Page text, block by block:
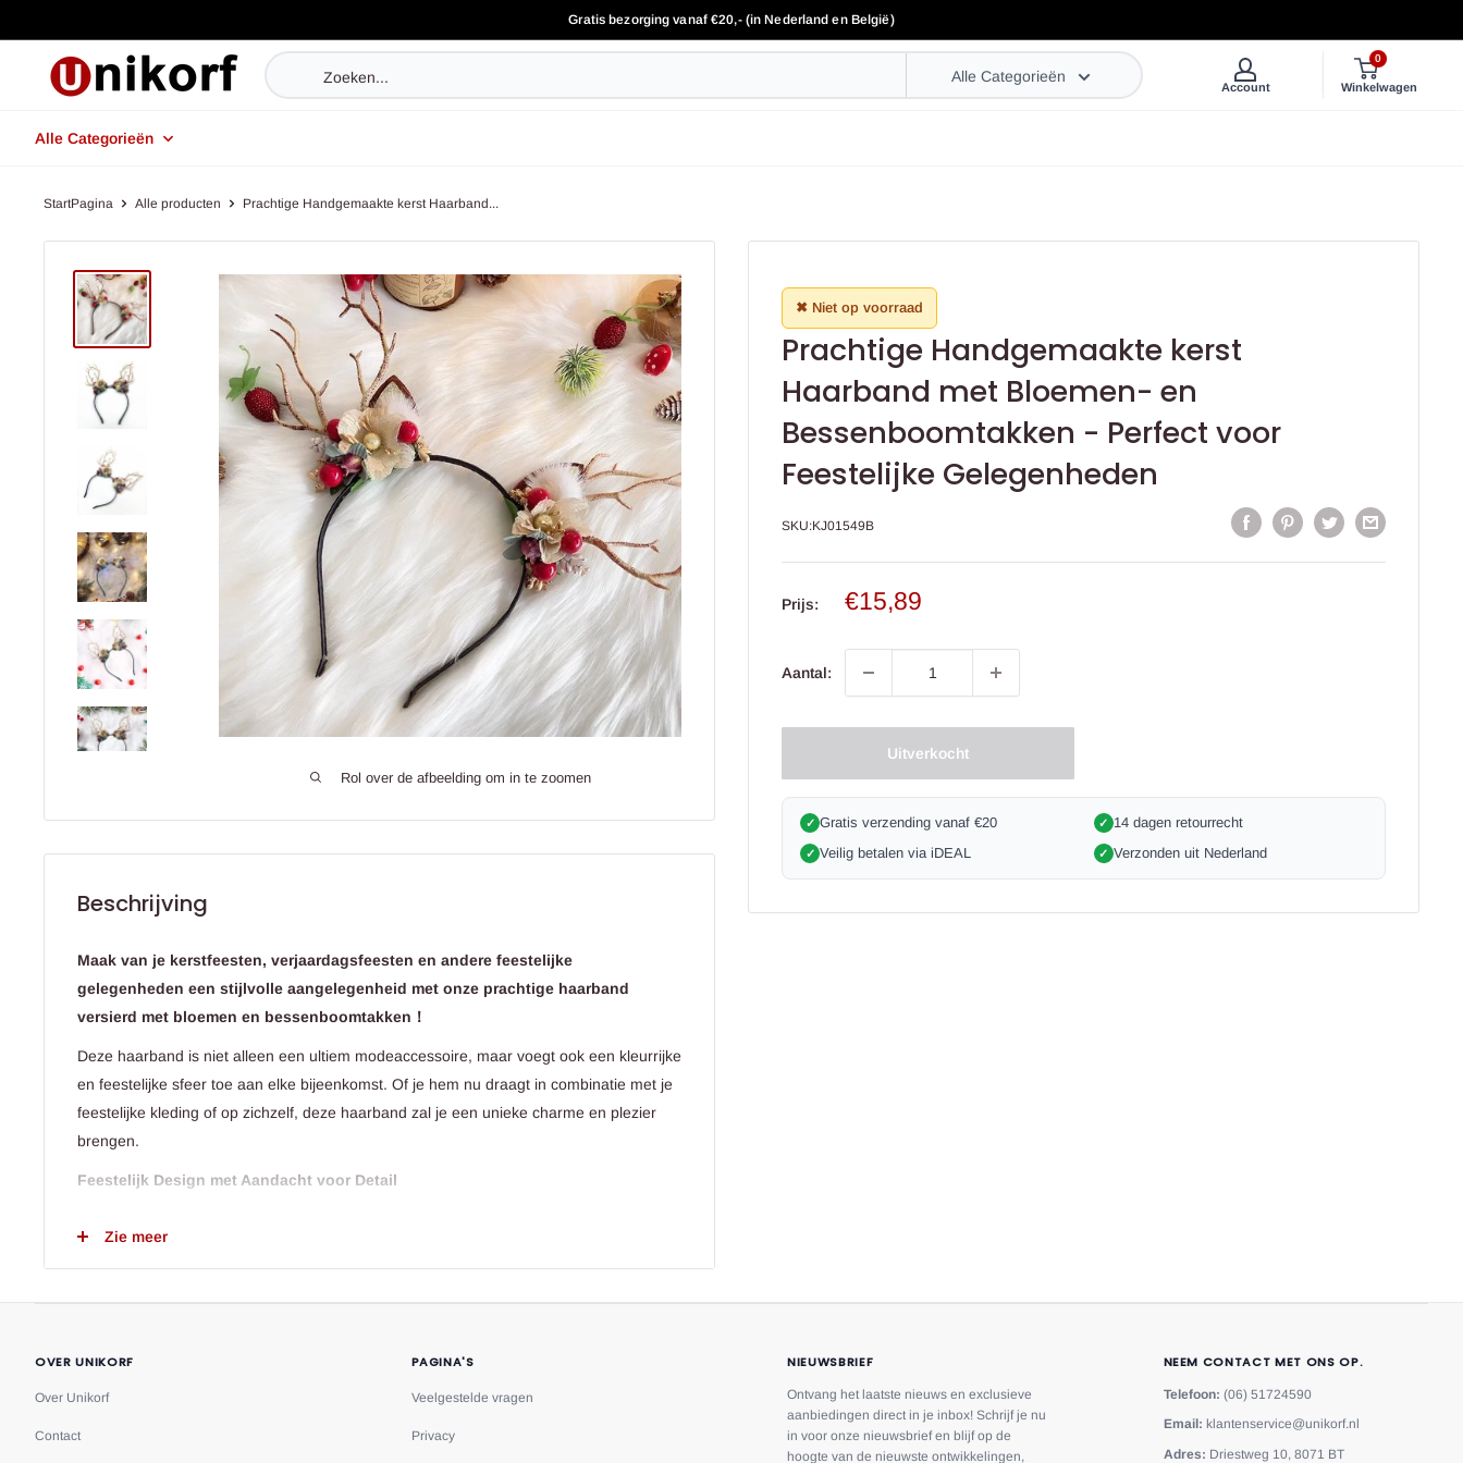
naar
Gratis bezorging vanaf €20,- (in Nederland en België)
UniKorf.nl
Alle Categorieën
Account
0
Winkelwagen
Alle Categorieën
StartPagina Alle producten Prachtige Handgemaakte kerst Haarband...
Rol over de afbeelding om in te zoomen
✖ Niet op voorraad
Prachtige Handgemaakte kerst
Haarband met Bloemen- en
Bessenboomtakken - Perfect voor
Feestelijke Gelegenheden
SKU:KJ01549B
Prijs:
Verkoop
€15,89
Aantal:
Uitverkocht
✓ Gratis verzending vanaf €20 ✓ 14 dagen retourrecht
✓ Veilig betalen via iDEAL ✓ Verzonden uit Nederland
Beschrijving
Maak van je kerstfeesten, verjaardagsfeesten en andere feestelijke
gelegenheden een stijlvolle aangelegenheid met onze prachtige haarband
versierd met bloemen en bessenboomtakken！
Deze haarband is niet alleen een ultiem modeaccessoire, maar voegt ook een kleurrijke
en feestelijke sfeer toe aan elke bijeenkomst. Of je hem nu draagt in combinatie met je
feestelijke kleding of op zichzelf, deze haarband zal je een unieke charme en plezier
brengen.
Feestelijk Design met Aandacht voor Detail
bloemen die de haarband sieren. Elk detail toont onze passie voor schoonheid en ons
unieke begrip van feestelijke sferen. Deze decoraties worden verder verfraaid met
sprankelende juwelen en levendige kleuren, waardoor je gegarandeerd het middelpunt
Duurzaam voor Herhaald Plezier
Onze haarband met bloemen en bessenboomtakken is niet alleen prachtig, maar ook
duurzaam vervaardigd. Dit betekent dat je er keer op keer van kunt genieten en telkens
Zie meer
OVER UNIKORF
Over Unikorf
Contact
PAGINA'S
Veelgestelde vragen
Privacy
NIEUWSBRIEF
Ontvang het laatste nieuws en exclusieve
aanbiedingen direct in je inbox! Schrijf je nu
in voor onze nieuwsbrief en blijf op de
hoogte van de nieuwste ontwikkelingen,
NEEM CONTACT MET ONS OP.
Telefoon: (06) 51724590
Email: klantenservice@unikorf.nl
Adres: Driestweg 10, 8071 BT